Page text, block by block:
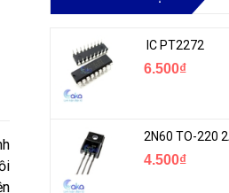
IC PT2272
6.500₫
4.500₫